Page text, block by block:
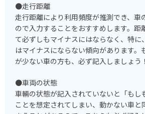
●走行距離
走行距離により利用頻度が推測でき、車
ので入力することをおすすめします。距
て必ずしもマイナスにはならなく、特に
はマイナスにならない傾向があります。
が少ない車の方も、必ず記入しましょう！
●車両の状態
車輛の状態が記入されていないと「もし
ことを想定されてしまい、動かない車と